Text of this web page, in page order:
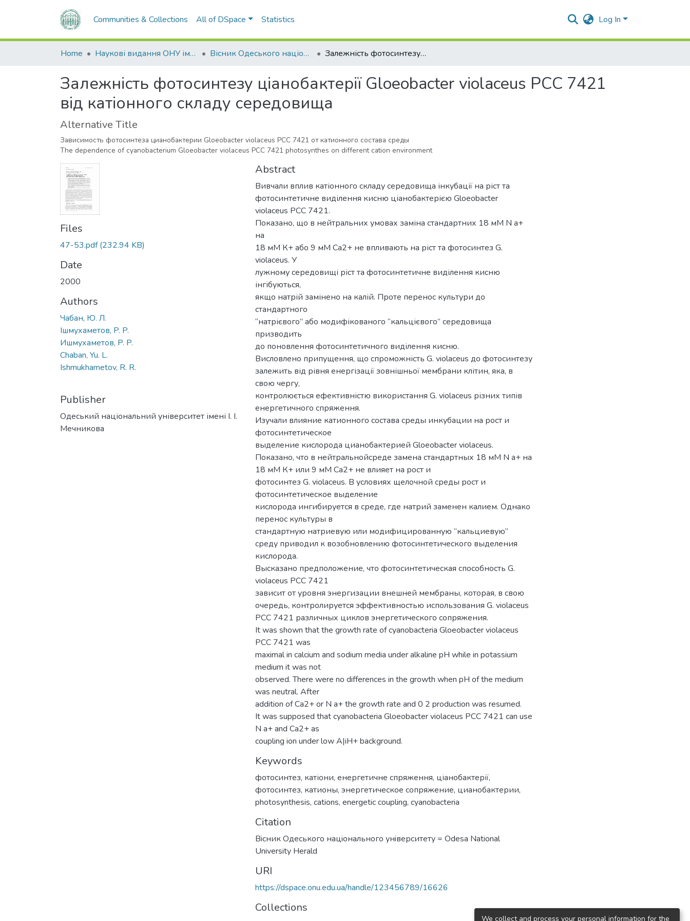
Communities & Collections All of DSpace Statistics Log In
Home Наукові видання ОНУ імені І. І. Мечникова Вісник Одеського національного університету. Біологія Залежність фотосинтезу ціанобактерії Gloeobacter violaceus РСС 7421 від катіонного складу середовища
Залежність фотосинтезу ціанобактерії Gloeobacter violaceus РСС 7421
від катіонного складу середовища
Alternative Title
Зависимость фотосинтеза цианобактерии Gloeobacter violaceus РСС 7421 от катионного состава среды
The dependence of cyanobacterium Gloeobacter violaceus PCC 7421 photosynthes on different cation environment
Files
47-53.pdf(232.94 KB)
Date
2000
Authors
Чабан, Ю. Л.
Ішмухаметов, P. P.
Ишмухаметов, P. P.
Chaban, Yu. L.
Ishmukhametov, R. R.
Publisher
Одеський національний університет імені І. І.
Мечникова
Abstract
Вивчали вплив катіонного складу середовища інкубації на ріст та
фотосинтетичне виділення кисню ціанобактерією Gloeobacter
violaceus РСС 7421.
Показано, що в нейтральних умовах заміна стандартних 18 мМ N a+
на
18 мМ К+ або 9 мМ Са2+ не впливають на ріст та фотосинтез G.
violaceus. У
лужному середовищі ріст та фотосинтетичне виділення кисню
інгібуються,
якщо натрій замінено на калій. Проте перенос культури до
стандартного
“натрієвого” або модифікованого “кальцієвого” середовища
призводить
до поновлення фотосинтетичного виділення кисню.
Висловлено припущення, що спроможність G. violaceus до фотосинтезу
залежить від рівня енергізації зовнішньої мембрани клітин, яка, в
свою чергу,
контролюється ефективністю використання G. violaceus різних типів
енергетичного спряження.
Изучали влияние катионного состава среды инкубации на рост и
фотосинтетическое
выделение кислорода цианобактерией Gloeobacter violaceus.
Показано, что в нейтральнойсреде замена стандартных 18 мМ N a+ на
18 мМ К+ или 9 мМ Са2+ не влияет на рост и
фотосинтез G. violaceus. В условиях щелочной среды рост и
фотосинтетическое выделение
кислорода ингибируется в среде, где натрий заменен калием. Однако
перенос культуры в
стандартную натриевую или модифицированную “кальциевую”
среду приводил к возобновлению фотосинтетического выделения
кислорода.
Высказано предположение, что фотосинтетическая способность G.
violaceus РСС 7421
зависит от уровня энергизации внешней мембраны, которая, в свою
очередь, контролируется эффективностью использования G. violaceus
РСС 7421 различных циклов энергетического сопряжения.
It was shown that the growth rate of cyanobacteria Gloeobacter violaceus
PCC 7421 was
maximal in calcium and sodium media under alkaline pH while in potassium
medium it was not
observed. There were no differences in the growth when pH of the medium
was neutral. After
addition of Ca2+ or N a+ the growth rate and 0 2 production was resumed.
It was supposed that cyanobacteria Gloeobacter violaceus PCC 7421 can use
N a+ and Ca2+ as
coupling ion under low A|iH+ background.
Keywords
фотосинтез, катіони, енергетичне спряження, ціанобактерії,
фотосинтез, катионы, энергетическое сопряжение, цианобактерии,
photosynthesis, cations, energetic coupling, cyanobacteria
Citation
Вiсник Одеського нацiонального унiверситету = Odesa National
University Herald
URI
https://dspace.onu.edu.ua/handle/123456789/16626
Collections
We collect and process your personal information for the